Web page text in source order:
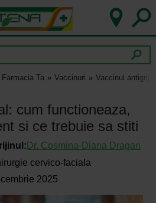
Ta Vaccinuri Vaccinul
cum functioneaza,
si ce trebuie sa stiti
Dr. Cosmina-Diana Dragan
cervico-faciala
2025